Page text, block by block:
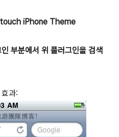
iPhone Theme
부분에서 위 플러그인을 검색
과: